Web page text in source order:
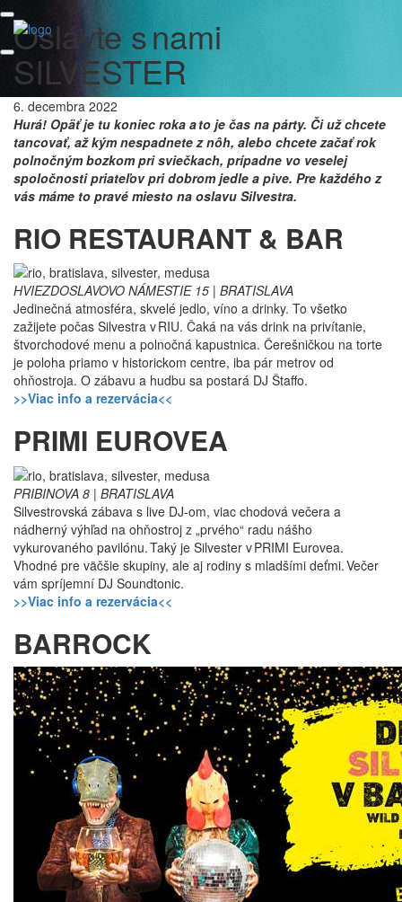
Oslávte s nami
SILVESTER
6. decembra 2022
Hurá! Opäť je tu koniec roka a to je čas na párty. Či už chcete
tancovať, až kým nespadnete z nôh, alebo chcete začať rok
polnočným bozkom pri sviečkach, prípadne vo veselej
spoločnosti priateľov pri dobrom jedle a pive. Pre každého z
vás máme to pravé miesto na oslavu Silvestra.
RIO RESTAURANT & BAR
HVIEZDOSLAVOVO NÁMESTIE 15 | BRATISLAVA
Jedinečná atmosféra, skvelé jedlo, víno a drinky. To všetko
zažijete počas Silvestra v RIU. Čaká na vás drink na privítanie,
štvorchodové menu a polnočná kapustnica. Čerešničkou na torte
je poloha priamo v historickom centre, iba pár metrov od
ohňostroja. O zábavu a hudbu sa postará DJ Štaffo.
>>Viac info a rezervácia<<
PRIMI EUROVEA
PRIBINOVA 8 | BRATISLAVA
Silvestrovská zábava s live DJ-om, viac chodová večera a
nádherný výhľad na ohňostroj z „prvého“ radu nášho
vykurovaného pavilónu. Taký je Silvester v PRIMI Eurovea.
Vhodné pre väčšie skupiny, ale aj rodiny s mladšími deťmi. Večer
vám spríjemní DJ Soundtonic.
>>Viac info a rezervácia<<
BARROCK